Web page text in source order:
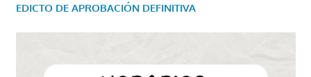
EDICTO DE APROBACIÓN DEFINITIVA